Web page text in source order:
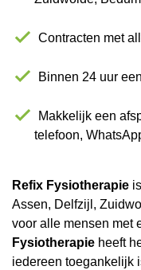
Contracten met
Binnen 24 uur
Makkelijk een
telefoon,
Refix Fysiotherapie
Assen, Delfzijl,
voor alle mensen met
Fysiotherapie heeft
iedereen toegankelijk